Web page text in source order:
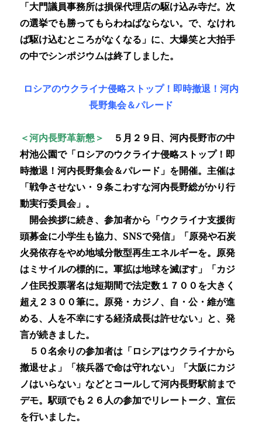
「大門議員事務所は損保代理店の駆け込み寺だ。次
の選挙でも勝ってもらわねばならない。で、なけれ
ば駆け込むところがなくなる」に、大爆笑と大拍手
の中でシンポジウムは終了しました。
ロシアのウクライナ侵略ストップ！即時撤退！河内
長野集会＆パレード
＜河内長野革新懇＞
５月２９日、河内長野市の中
村池公園で「ロシアのウクライナ侵略ストップ！即
時撤退！河内長野集会＆パレード」を開催。主催は
「戦争させない・９条こわすな河内長野総がかり行
動実行委員会」。
開会挨拶に続き、参加者から「ウクライナ支援街
頭募金に小学生も協力、SNSで発信」「原発や石炭
火発依存をやめ地域分散型再生エネルギーを。原発
はミサイルの標的に。軍拡は地球を滅ぼす」「カジ
ノ住民投票署名は短期間で法定数１７００を大きく
超え２３００筆に。原発・カジノ、自・公・維が進
める、人を不幸にする経済成長は許せない」と、発
言が続きました。
５０名余りの参加者は「ロシアはウクライナから
撤退せよ」「核兵器で命は守れない」「大阪にカジ
ノはいらない」などとコールして河内長野駅前まで
デモ。駅頭でも２６人の参加でリレートーク、宣伝
を行いました。